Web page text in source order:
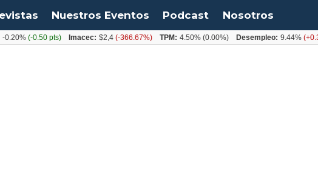
Nuestros Eventos Podcast Nosotros
(-0.50 pts) Imacec: $2,4(-366.67%) TPM: 4.50%(0.00%) Desempleo: 9.44%(+0.33 pts)